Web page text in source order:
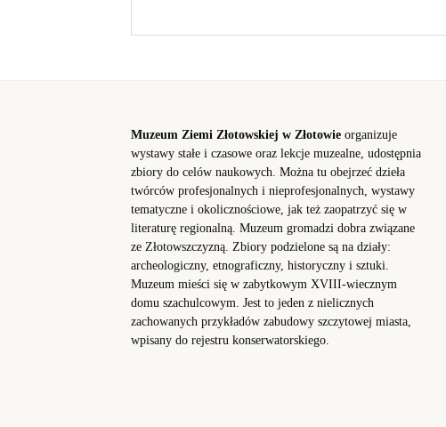
Muzeum Ziemi Złotowskiej w Złotowie organizuje
wystawy stałe i czasowe oraz lekcje muzealne, udostępnia
zbiory do celów naukowych. Można tu obejrzeć dzieła
twórców profesjonalnych i nieprofesjonalnych, wystawy
tematyczne i okolicznościowe, jak też zaopatrzyć się w
literaturę regionalną. Muzeum gromadzi dobra związane
ze Złotowszczyzną. Zbiory podzielone są na działy:
archeologiczny, etnograficzny, historyczny i sztuki.
Muzeum mieści się w zabytkowym XVIII-wiecznym
domu szachulcowym. Jest to jeden z nielicznych
zachowanych przykładów zabudowy szczytowej miasta,
wpisany do rejestru konserwatorskiego.